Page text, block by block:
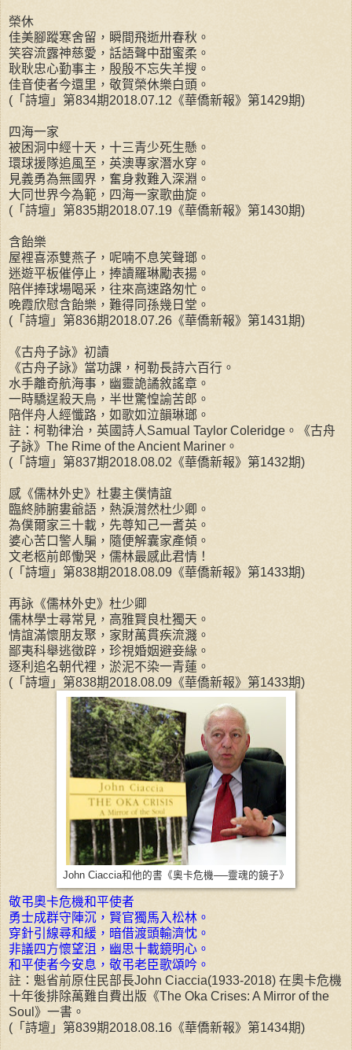
榮休
佳美腳蹤寒舍留，瞬間飛逝卅春秋。
笑容流露神慈愛，話語聲中甜蜜柔。
耿耿忠心勤事主，殷殷不忘失羊搜。
佳音使者今還里，敬賀榮休樂白頭。
(「詩壇」第834期2018.07.12《華僑新報》第1429期)
四海一家
被困洞中經十天，十三青少死生懸。
環球援隊追風至，英澳專家潛水穿。
見義勇為無國界，奮身救難入深淵。
大同世界今為範，四海一家歌曲旋。
(「詩壇」第835期2018.07.19《華僑新報》第1430期)
含飴樂
屋裡喜添雙燕子，呢喃不息笑聲瑯。
迷遊平板催停止，捧讀羅琳勵表揚。
陪伴捧球場喝采，往來高速路匆忙。
晚霞欣慰含飴樂，難得同孫幾日堂。
(「詩壇」第836期2018.07.26《華僑新報》第1431期)
《古舟子詠》初讀
《古舟子詠》當功課，柯勒長詩六百行。
水手離奇航海事，幽靈詭譎敘謠章。
一時驕逞殺天鳥，半世驚惶諭苦郎。
陪伴舟人經懺路，如歌如泣韻琳瑯。
註：柯勒律治，英國詩人Samual Taylor Coleridge。《古舟
子詠》The Rime of the Ancient Mariner。
(「詩壇」第837期2018.08.02《華僑新報》第1432期)
感《儒林外史》杜婁主僕情誼
臨終肺腑婁爺語，熱淚潸然杜少卿。
為僕爾家三十載，先尊知己一耆英。
婆心苦口警人騙，隨便解囊家產傾。
文老柩前郎慟哭，儒林最感此君情！
(「詩壇」第838期2018.08.09《華僑新報》第1433期)
再詠《儒林外史》杜少卿
儒林學士尋常見，高雅賢良杜獨天。
情誼滿懷朋友聚，家財萬貫疾流濺。
鄙夷科舉逃徵辟，珍視婚姻避妾緣。
逐利追名朝代裡，淤泥不染一青蓮。
(「詩壇」第838期2018.08.09《華僑新報》第1433期)
John Ciaccia和他的書《奧卡危機──靈魂的鏡子》
敬弔奧卡危機和平使者
勇士成群守陣沉，賢官獨馬入松林。
穿針引線尋和緩，暗借渡頭輸濟忱。
非議四方懷望沮，幽思十載鏡明心。
和平使者今安息，敬弔老臣歌頌吟。
註：魁省前原住民部長John Ciaccia(1933-2018) 在奧卡危機
十年後排除萬難自費出版《The Oka Crises: A Mirror of the
Soul》一書。
(「詩壇」第839期2018.08.16《華僑新報》第1434期)